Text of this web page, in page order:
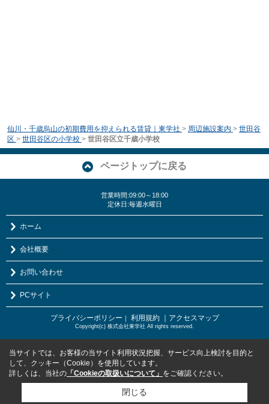
仙川・千歳烏山の初期費用を抑えられる賃貸｜東学社 > 周辺施設案内 > 世田谷
区 > 世田谷区の小学校 > 世田谷区立千歳小学校
ページトップに戻る
営業時間:09:00～18:00
定休日:毎週水曜日
ホーム
会社概要
お問い合わせ
PCサイト
プライバシーポリシー ｜ 利用規約 ｜アクセスマップ
Copyright(c) 株式会社東学社 All rights reserved.
当サイトでは、お客様の当サイト利用状況把握、サービス向上検討を目的と
して、クッキー（Cookie）を使用しています。
詳しくは、当社の 「Cookieの取扱いについて」 をご確認ください。
閉じる